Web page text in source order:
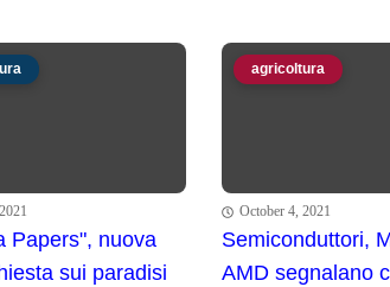
Papers", nuova
sui paradisi
agricoltura
October 4, 2021
Semiconduttori,
AMD segnalano